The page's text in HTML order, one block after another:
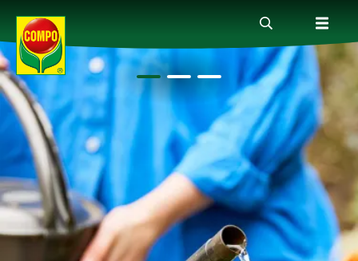
Produkte
Ratgeber
Themenwelten